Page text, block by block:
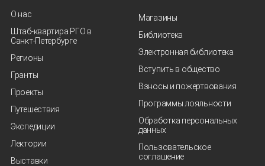
О нас
Штаб-квартира РГО в
Санкт‑Петербурге
Регионы
Гранты
Проекты
Путешествия
Экспедиции
Лектории
Выставки
Магазины
Библиотека
Электронная библиотека
Вступить в общество
Взносы и пожертвования
Программы лояльности
Обработка персональных
данных
Пользовательское
соглашение